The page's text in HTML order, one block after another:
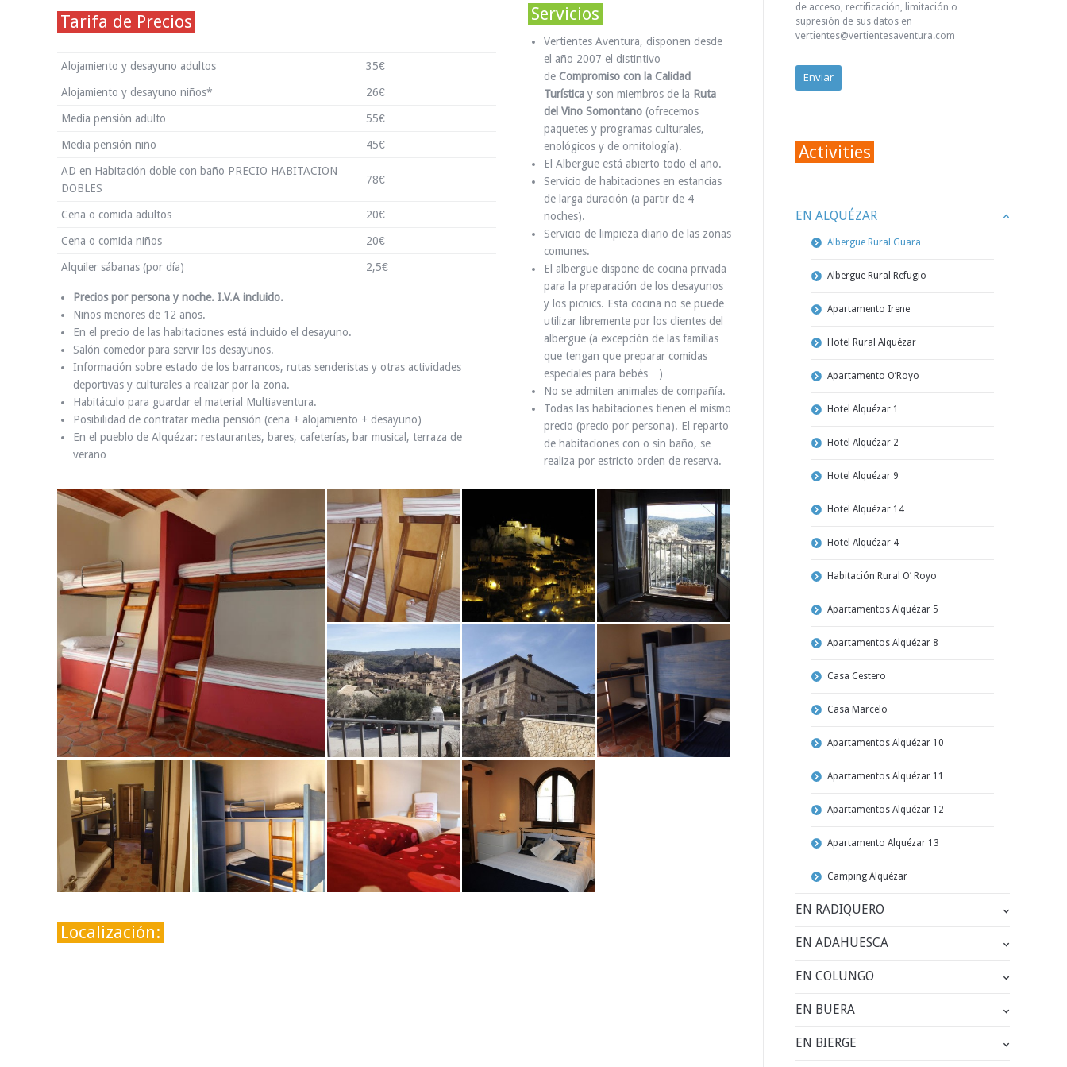
Tarifa de Precios
Alojamiento y desayuno adultos 35€
Alojamiento y desayuno niños* 26€
Media pensión adulto 55€
Media pensión niño 45€
AD en Habitación doble con baño PRECIO HABITACION
DOBLES
78€
Cena o comida adultos 20€
Cena o comida niños 20€
Alquiler sábanas (por día) 2,5€
Precios por persona y noche. I.V.A incluido.
Niños menores de 12 años.
En el precio de las habitaciones está incluido el desayuno.
Salón comedor para servir los desayunos.
Información sobre estado de los barrancos, rutas senderistas y otras actividades
deportivas y culturales a realizar por la zona.
Habitáculo para guardar el material Multiaventura.
Posibilidad de contratar media pensión (cena + alojamiento + desayuno)
En el pueblo de Alquézar: restaurantes, bares, cafeterías, bar musical, terraza de
verano…
Servicios
Vertientes Aventura, disponen desde
el año 2007 el distintivo
deCompromiso con la Calidad
Turística y son miembros de la Ruta
del Vino Somontano (ofrecemos
paquetes y programas culturales,
enológicos y de ornitología).
El Albergue está abierto todo el año.
Servicio de habitaciones en estancias
de larga duración (a partir de 4
noches).
Servicio de limpieza diario de las zonas
comunes.
El albergue dispone de cocina privada
para la preparación de los desayunos
y los picnics. Esta cocina no se puede
utilizar libremente por los clientes del
albergue (a excepción de las familias
que tengan que preparar comidas
especiales para bebés…)
No se admiten animales de compañía.
Todas las habitaciones tienen el mismo
precio (precio por persona). El reparto
de habitaciones con o sin baño, se
realiza por estricto orden de reserva.
Localización:
de acceso, rectificación, limitación o
supresión de sus datos en
vertientes@vertientesaventura.com
Activities
EN ALQUÉZAR
Albergue Rural Guara
Albergue Rural Refugio
Apartamento Irene
Hotel Rural Alquézar
Apartamento O’Royo
Hotel Alquézar 1
Hotel Alquézar 2
Hotel Alquézar 9
Hotel Alquézar 14
Hotel Alquézar 4
Habitación Rural O’ Royo
Apartamentos Alquézar 5
Apartamentos Alquézar 8
Casa Cestero
Casa Marcelo
Apartamentos Alquézar 10
Apartamentos Alquézar 11
Apartamentos Alquézar 12
Apartamento Alquézar 13
Camping Alquézar
EN RADIQUERO
EN ADAHUESCA
EN COLUNGO
EN BUERA
EN BIERGE